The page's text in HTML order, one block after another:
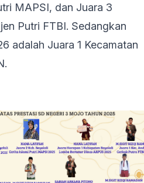
MAPSI, dan Juara 3
Putri FTBI. Sedangkan
adalah Juara 1 Kecamatan